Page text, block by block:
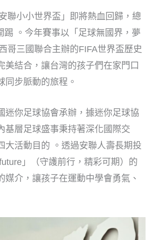
聯小小世界盃」即將熱血回歸，總
。今年賽事以「足球無國界，夢
哥三國聯合主辦的FIFA世界盃歷史
結合，讓台灣的孩子們在家門口
同步脈動的旅程。
迷你足球協會承辦，據迷你足球協
基層足球盛事秉持著深化國際交
大活動目的 。透過安聯人壽長期投
」（守護前行，精彩可期）的
介，讓孩子在運動中學會勇氣、